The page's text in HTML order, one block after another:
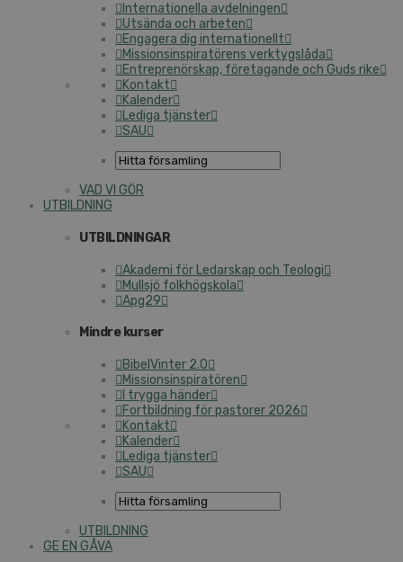
Internationella avdelningen
Utsända och arbeten
Engagera dig internationellt
Missionsinspiratörens verktygslåda
Entreprenörskap, företagande och Guds rike
Kontakt
Kalender
Lediga tjänster
SAU
VAD VI GÖR
UTBILDNING
UTBILDNINGAR
Akademi för Ledarskap och Teologi
Mullsjö folkhögskola
Apg29
Mindre kurser
BibelVinter 2.0
Missionsinspiratören
I trygga händer
Fortbildning för pastorer 2026
Kontakt
Kalender
Lediga tjänster
SAU
UTBILDNING
GE EN GÅVA